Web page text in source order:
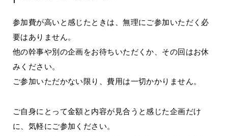
参加費が高いと感じたときは、無理にご参加いただく必
要はありません。
他の幹事や別の企画をお待ちいただくか、その回はお休
みください。
ご参加いただかない限り、費用は一切かかりません。
ご自身にとって金額と内容が見合うと感じた企画だけ
に、気軽にご参加ください。